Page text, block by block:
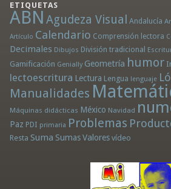
ETIQUETAS
ABN Agudeza Visual Andalucía
Artículo Calendario Comprensión lectora
Decimales Dibujos División tradicional
Gamificación Genially Geometría humor
lectoescritura Lectura Lengua lenguaje
Manualidades
Máquinas didácticas México Navidad
Paz PDI primaria Problemas
Resta Suma Sumas Valores vídeo